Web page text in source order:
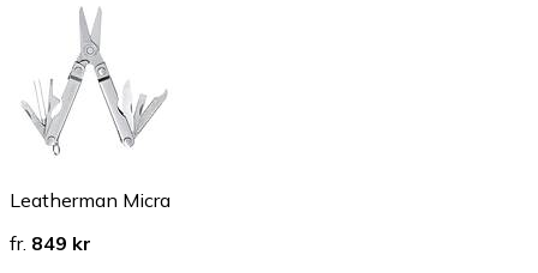
Leatherman Micra
fr. 849 kr